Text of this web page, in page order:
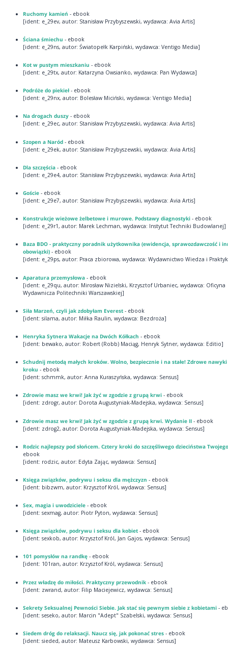
Ruchomy kamień - ebook
[ident: e_29ev, autor: Stanisław Przybyszewski, wydawca: Avia Artis]
Ściana śmiechu - ebook
[ident: e_29ns, autor: Światopełk Karpiński, wydawca: Ventigo Media]
Kot w pustym mieszkaniu - ebook
[ident: e_29tx, autor: Katarzyna Owsianko, wydawca: Pan Wydawca]
Podróże do piekieł- ebook
[ident: e_29nx, autor: Bolesław Miciński, wydawca: Ventigo Media]
Na drogach duszy- ebook
[ident: e_29ec, autor: Stanisław Przybyszewski, wydawca: Avia Artis]
Szopen a Naród- ebook
[ident: e_29ek, autor: Stanisław Przybyszewski, wydawca: Avia Artis]
Dla szczęścia- ebook
[ident: e_29e4, autor: Stanisław Przybyszewski, wydawca: Avia Artis]
Goście - ebook
[ident: e_29e7, autor: Stanisław Przybyszewski, wydawca: Avia Artis]
Konstrukcje wieżowe żelbetowe i murowe. Podstawy diagnostyki - ebook
[ident: e_29r1, autor: Marek Lechman, wydawca: Instytut Techniki Budowlanej]
Baza BDO - praktyczny poradnik użytkownika (ewidencja, sprawozdawczość i
obowiązki) - ebook
[ident: e_29ps, autor: Praca zbiorowa, wydawca: Wydawnictwo Wiedza i
Aparatura przemysłowa- ebook
[ident: e_29qu, autor: Mirosław Nizielski, Krzysztof Urbaniec, wydawca: Oficyna
Wydawnicza Politechniki Warszawskiej]
Siła Marzeń, czyli jak zdobyłam Everest- ebook
[ident: silama, autor: Miłka Raulin, wydawca: Bezdroża]
Henryka Sytnera Wakacje na Dwóch Kółkach - ebook
[ident: bewako, autor: Robert (Robb) Maciąg, Henryk Sytner, wydawca: Editio]
Schudnij metodą małych kroków. Wolno, bezpiecznie i na stałe! Zdrowe
kroku - ebook
[ident: schmmk, autor: Anna Kuraszyńska, wydawca: Sensus]
Zdrowie masz we krwi! Jak żyć w zgodzie z grupą krwi- ebook
[ident: zdrogr, autor: Dorota Augustyniak-Madejska, wydawca: Sensus]
Zdrowie masz we krwi! Jak żyć w zgodzie z grupą krwi. Wydanie II- ebook
[ident: zdrog2, autor: Dorota Augustyniak-Madejska, wydawca: Sensus]
Rodzic najlepszy pod słońcem. Cztery kroki do szczęśliwego dzieciństwa
ebook
[ident: rodzic, autor: Edyta Zając, wydawca: Sensus]
Księga związków, podrywu i seksu dla mężczyzn - ebook
[ident: bibzwm, autor: Krzysztof Król, wydawca: Sensus]
Sex, magia i uwodziciele- ebook
[ident: sexmag, autor: Piotr Pyton, wydawca: Sensus]
Księga związków, podrywu i seksu dla kobiet- ebook
[ident: sexkob, autor: Krzysztof Król, Jan Gajos, wydawca: Sensus]
101 pomysłów na randkę- ebook
[ident: 101ran, autor: Krzysztof Król, wydawca: Sensus]
Przez władzę do miłości. Praktyczny przewodnik- ebook
[ident: zwrand, autor: Filip Maciejewicz, wydawca: Sensus]
Sekrety Seksualnej Pewności Siebie. Jak stać się pewnym siebie z kobietami-
[ident: seseko, autor: Marcin "Adept" Szabelski, wydawca: Sensus]
Siedem dróg do relaksacji. Naucz się, jak pokonać stres- ebook
[ident: sieded, autor: Mateusz Karbowski, wydawca: Sensus]